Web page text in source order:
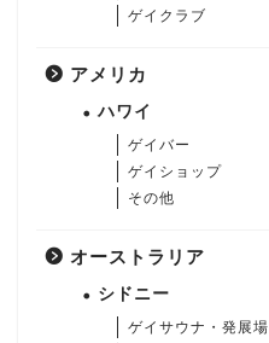
ゲイクラブ
アメリカ
ハワイ
ゲイバー
ゲイショップ
その他
オーストラリア
シドニー
ゲイサウナ・発展場